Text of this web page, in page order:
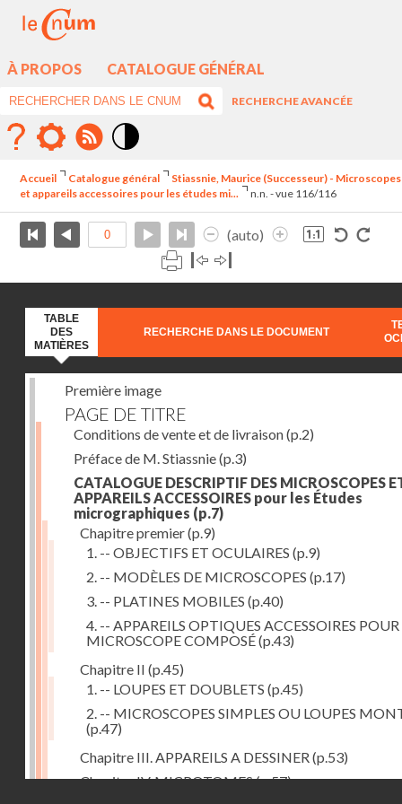
À PROPOS CATALOGUE GÉNÉRAL
RECHERCHE AVANCÉE
élévé
Accueil Catalogue général
Stiassnie, Maurice (Successeur) - Microscopes
et appareils accessoires pour les études mi...
n.n. - vue 116/116
(auto)
TABLE
DES
MATIÈRES
RECHERCHE DANS LE DOCUMENT
Première image
PAGE DE TITRE
Conditions de vente et de livraison(p.2)
Préface de M. Stiassnie(p.3)
CATALOGUE DESCRIPTIF DES MICROSCOPES
APPAREILS ACCESSOIRES pour les Études
micrographiques (p.7)
Chapitre premier(p.9)
1. -- OBJECTIFS ET OCULAIRES (p.9)
2. -- MODÈLES DE MICROSCOPES (p.17)
3. -- PLATINES MOBILES (p.40)
4. -- APPAREILS OPTIQUES ACCESSOIRES POUR
MICROSCOPE COMPOSÉ(p.43)
Chapitre II (p.45)
1. -- LOUPES ET DOUBLETS (p.45)
2. -- MICROSCOPES SIMPLES OU LOUPES
(p.47)
Chapitre III. APPAREILS A DESSINER (p.53)
Chapitre IV. MICROTOMES(p.57)